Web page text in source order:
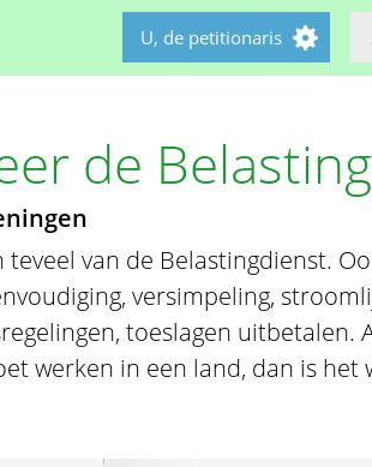
U, de petitionaris
de
teveel van de Belastingdienst.
versimpeling,
toeslagen uitbetalen.
werken in een land, dan is het